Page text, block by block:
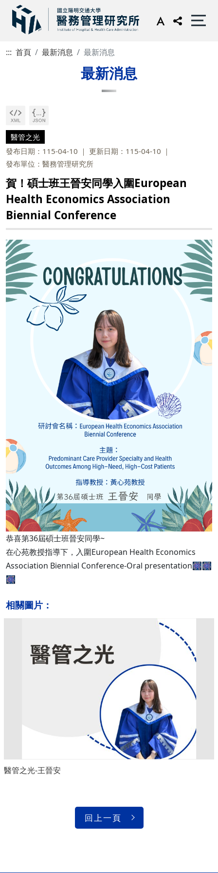
::: 首頁 最新消息 最新消息
最新消息
醫管之光
發布日期：115-04-10
更新日期：115-04-10
發布單位：醫務管理研究所
賀！碩士班王晉安同學入圍European
Health Economics Association
Biennial Conference
恭喜第36屆碩士班晉安同學~
在心苑教授指導下，入圍European Health Economics
Association Biennial Conference-Oral presentation🎆🎆
🎆
相關圖片：
醫管之光-王晉安
回上一頁